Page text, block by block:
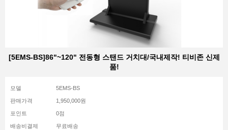
[5EMS-BS]86"~120" 전동형 스탠드 거치대/국내제작! 티비존 신제
품!
모델 5EMS-BS
판매가격 1,950,000원
포인트 0점
배송비결제 무료배송